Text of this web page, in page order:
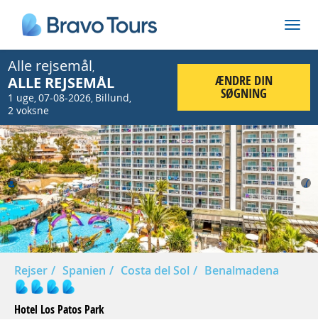
Alle rejsemål,
ALLE REJSEMÅL
1 uge,07-08-2026, Billund,
2 voksne
ÆNDRE DIN
SØGNING
Prev
Rejser Spanien Costa del Sol Benalmadena
Hotel Los Patos Park